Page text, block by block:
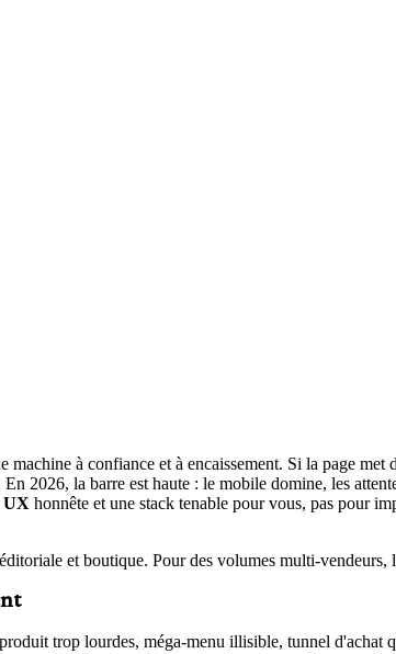
machine à confiance et à encaissement. Si la page
2026, la barre est haute : le mobile domine, les
UX honnête et une stack tenable pour vous, pas pour
et boutique. Pour des volumes multi-vendeurs,
trop lourdes, méga-menu illisible, tunnel d'achat